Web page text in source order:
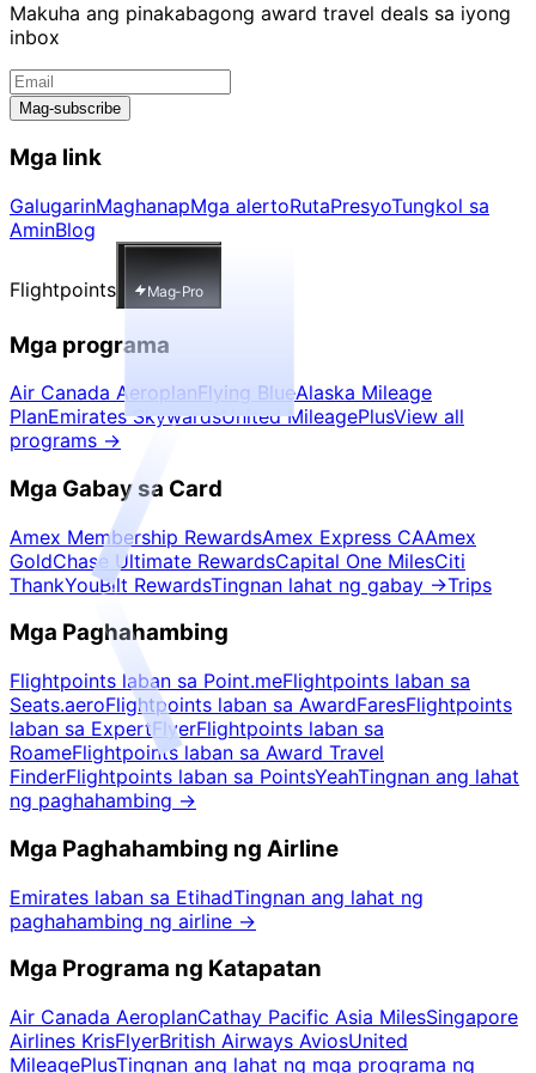
Makuha ang pinakabagong award travel deals sa iyong
inbox
Mag-subscribe
Mga link
GalugarinMaghanapMga alertoRutaPresyoTungkol sa
AminBlog
Flightpoints Mag-Pro
Mga programa
Air Canada AeroplanFlying BlueAlaska Mileage
PlanEmirates SkywardsUnited MileagePlusView all
programs →
Mga Gabay sa Card
Amex Membership RewardsAmex Express CAAmex
GoldChase Ultimate RewardsCapital One MilesCiti
ThankYouBilt RewardsTingnan lahat ng gabay →Trips
Mga Paghahambing
Flightpoints laban sa Point.meFlightpoints laban sa
Seats.aeroFlightpoints laban sa AwardFaresFlightpoints
laban sa ExpertFlyerFlightpoints laban sa
RoameFlightpoints laban sa Award Travel
FinderFlightpoints laban sa PointsYeahTingnan ang lahat
ng paghahambing →
Mga Paghahambing ng Airline
Emirates laban sa EtihadTingnan ang lahat ng
paghahambing ng airline →
Mga Programa ng Katapatan
Air Canada AeroplanCathay Pacific Asia MilesSingapore
Airlines KrisFlyerBritish Airways AviosUnited
MileagePlusTingnan ang lahat ng mga programa ng